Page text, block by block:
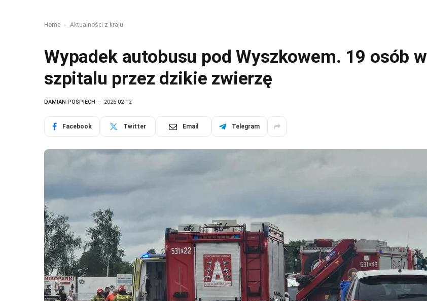
Home - Aktualności z kraju
Wypadek autobusu pod Wyszkowem. 19 osób w
szpitalu przez dzikie zwierzę
DAMIAN POŚPIECH 2026-02-12
Facebook Twitter Email Telegram